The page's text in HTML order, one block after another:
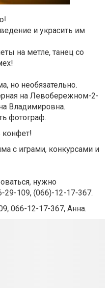
и украсить им
на метле, танец со
но необязательно.
на Левобережном-2-
Владимировна.
фотограф.
конфет!
с играми, конкурсами и
нужно
29-109, (066)-12-17-367.
066-12-17-367, Анна.